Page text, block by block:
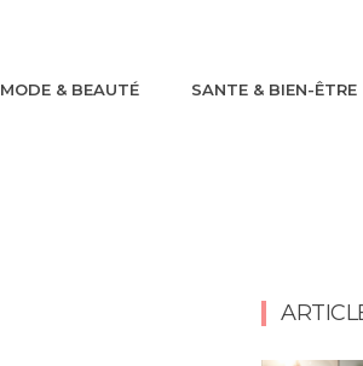
MODE & BEAUTÉ SANTE & BIEN-ÊTRE